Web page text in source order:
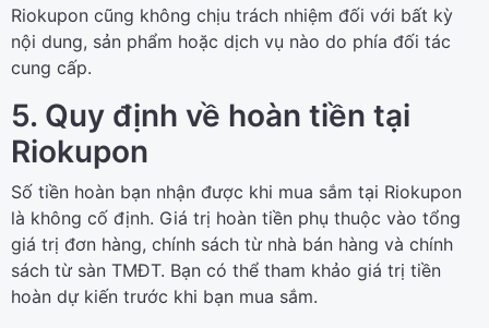
Riokupon cũng không chịu trách nhiệm đối với bất kỳ
nội dung, sản phẩm hoặc dịch vụ nào do phía đối tác
cung cấp.
5. Quy định về hoàn tiền tại
Riokupon
Số tiền hoàn bạn nhận được khi mua sắm tại Riokupon
là không cố định. Giá trị hoàn tiền phụ thuộc vào tổng
giá trị đơn hàng, chính sách từ nhà bán hàng và chính
sách từ sàn TMĐT. Bạn có thể tham khảo giá trị tiền
hoàn dự kiến trước khi bạn mua sắm.